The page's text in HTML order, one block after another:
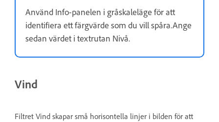
Använd Info-panelen i gråskaleläge för att
identifiera ett färgvärde som du vill spåra.Ange
sedan värdet i textrutan Nivå.
Vind
Filtret Vind skapar små horisontella linjer i bilden för att